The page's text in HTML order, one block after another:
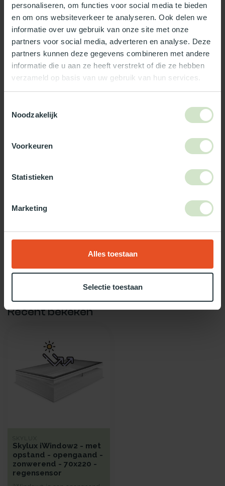
personaliseren, om functies voor social media te bieden
en om ons websiteverkeer te analyseren. Ook delen we
informatie over uw gebruik van onze site met onze
partners voor social media, adverteren en analyse. Deze
partners kunnen deze gegevens combineren met andere
informatie die u aan ze heeft verstrekt of die ze hebben
verzameld op basis van uw gebruik van hun services.
Noodzakelijk
Voorkeuren
Statistieken
Marketing
Alles toestaan
Selectie toestaan
Specificaties
Reviews
Wat ons écht bijzonder maakt:
Gratis bezorging in Nederland, m.u.v. de Waddeneilanden
glas/zonwerend/
Twijfel je over welke daglicht oplossing het beste bij jou past?
Gebruik dan onze daglicht keuzehulp!
Recent bekeken
SKYLUX
Skylux iWindow2 - met
opstand - opengaand -
zonwerend - 70x220 -
regensensor